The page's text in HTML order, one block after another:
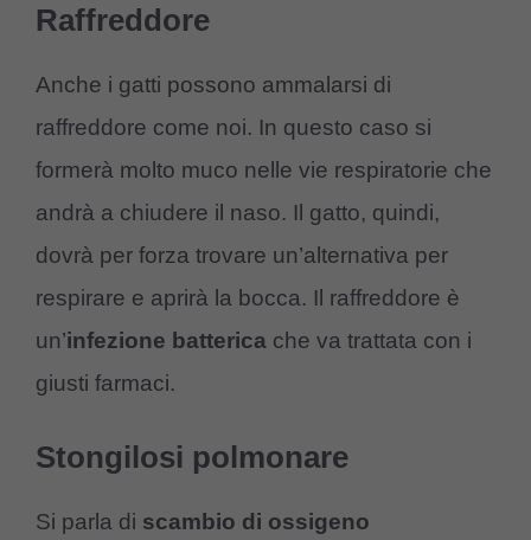
Raffreddore
Anche i gatti possono ammalarsi di
raffreddore come noi. In questo caso si
formerà molto muco nelle vie respiratorie che
andrà a chiudere il naso. Il gatto, quindi,
dovrà per forza trovare un’alternativa per
respirare e aprirà la bocca. Il raffreddore è
un’infezione batterica che va trattata con i
giusti farmaci.
Stongilosi polmonare
Si parla di scambio di ossigeno